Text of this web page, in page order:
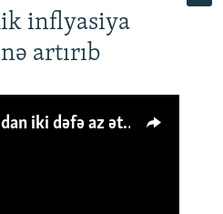
inflyasiya
artırıb
Azərbaycanlı avropalıdan iki dəfə az ət yeyir, amma... 'Qiymət artımı qaçılmazdır'